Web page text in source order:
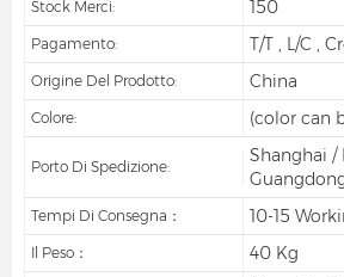
Stock Merci: 150
Pagamento: T/T , L/C ,
Origine Del Prodotto: China
Colore: (color can
Porto Di Spedizione:
Shanghai /
Tempi Di Consegna： 10-15
Il Peso： 40 Kg